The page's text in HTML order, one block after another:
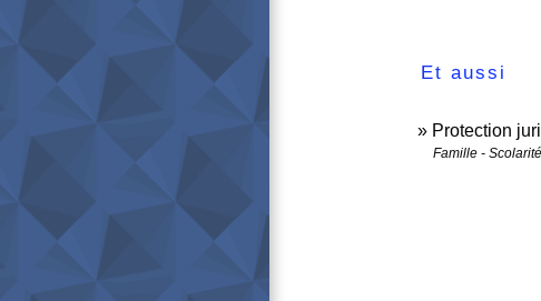
Et aussi
Protection
Famille - Scolarité